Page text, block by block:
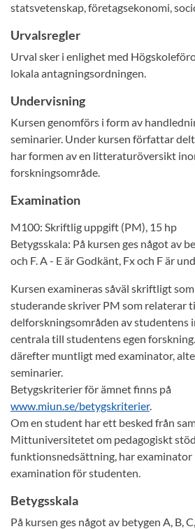
statsvetenskap, företagsekonomi,
Urvalsregler
Urval sker i enlighet med
lokala antagningsordningen.
Undervisning
Kursen genomförs i form av
seminarier. Under kursen författar
har formen av en litteraturöversikt
forskningsområde.
Examination
M100: Skriftlig uppgift (PM), 15 hp
Betygsskala: På kursen ges något av
och F. A - E är Godkänt, Fx och F är
Kursen examineras såväl skriftligt
studerande skriver PM som relaterar
delforskningsområden av studentens
centrala till studentens egen
därefter muntligt med examinator,
seminarier.
Betygskriterier för ämnet finns på
www.miun.se/betygskriterier.
Om en student har ett besked från
Mittuniversitetet om pedagogiskt
funktionsnedsättning, har examinator
examination för studenten.
Betygsskala
På kursen ges något av betygen A, B,